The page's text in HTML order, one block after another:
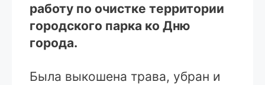
работу по очистке территории
городского парка ко Дню
города.
Была выкошена трава, убран и